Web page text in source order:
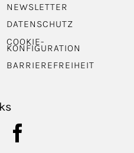
NEWSLETTER
DATENSCHUTZ
COOKIE-
KONFIGURATION
BARRIEREFREIHEIT